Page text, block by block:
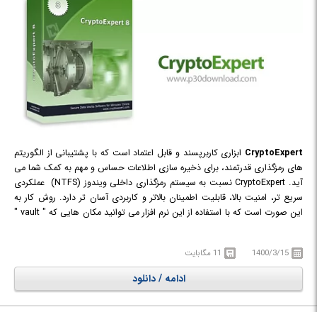
CryptoExpert ابزاری کاربرپسند و قابل اعتماد است که با پشتیبانی از الگوریتم
های رمزگذاری قدرتمند، برای ذخیره سازی اطلاعات حساس و مهم به کمک شما می
آید. CryptoExpert نسبت به سیستم رمزگذاری داخلی ویندوز (NTFS) عملکردی
سریع تر، امنیت بالا، قابلیت اطمینان بالاتر و کاربردی آسان تر دارد. روش کار به
این صورت است که با استفاده از این نرم افزار می توانید مکان هایی که " vault "
mode) قابل مشاهده می شود و به عنوان درایو لوکال و محل ذخیره سازی عادی
قابل دسترسی است. vault های ایجاد شده به عنوان دیسک های سخت معمولی
در همه برنامه های ویندوز ظاهر می شوند و هیچ کس نمی تواند قفل vault را
1400/3/15 11 مگابایت
ادامه / دانلود